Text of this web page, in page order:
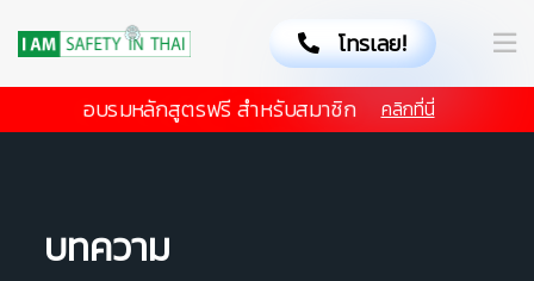
โทรเลย!
อบรมหลักสูตรฟรี สำหรับสมาชิก คลิกที่นี่
บทความ